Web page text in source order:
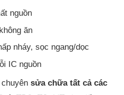
nguồn
ăn
nháy, sọc ngang/dọc
IC nguồn
chuyênsửa chữa tất cả các